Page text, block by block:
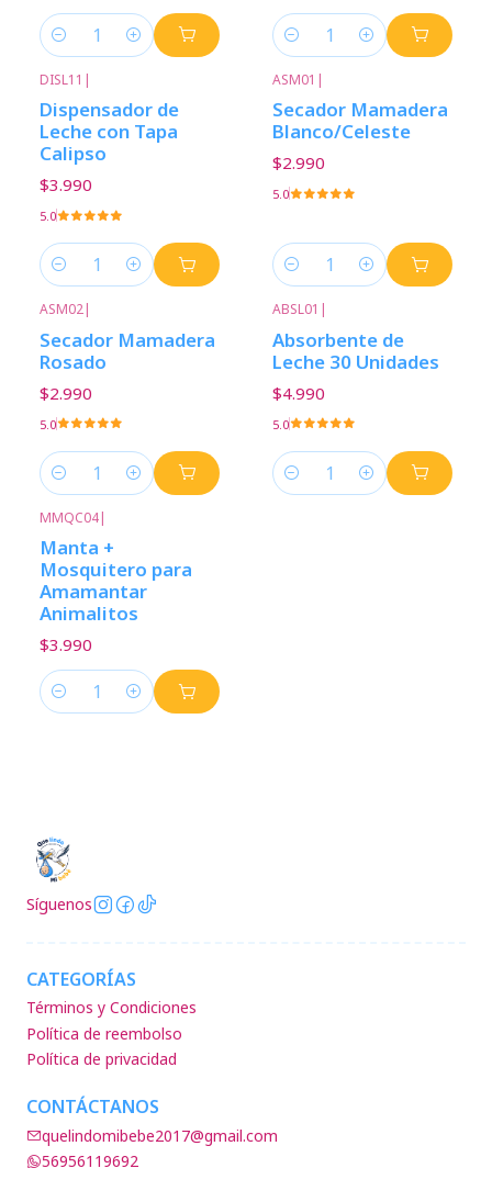
Cantidad Cantidad
DISL11 |
Dispensador de
Leche con Tapa
Calipso
$3.990
5.0
Cantidad
ASM01 |
Secador Mamadera
Blanco/Celeste
$2.990
5.0
Cantidad
ASM02|
Secador Mamadera
Rosado
$2.990
5.0
Cantidad
ABSL01 |
Absorbente de
Leche 30 Unidades
$4.990
5.0
Cantidad
MMQC04|
Manta +
Mosquitero para
Amamantar
Animalitos
$3.990
Cantidad
Síguenos
CATEGORÍAS
Términos y Condiciones
Política de reembolso
Política de privacidad
CONTÁCTANOS
quelindomibebe2017@gmail.com
56956119692